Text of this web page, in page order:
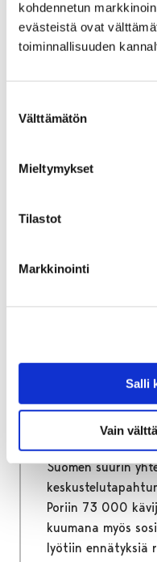
kohdennetun
evästeistä ovat
toiminnallisuuden
valinta
Välttämätön
Mieltymykset
Tilastot
Markkinointi
Salli
Vain
yhteensä
muualla Porin
joten lue alta
lähtivät
mukaan
Suomen suurin
Poriin 73 000
kuumana myös
lyötiin ennätyksiä